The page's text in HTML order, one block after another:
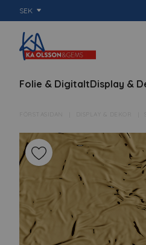
SEK
Folie & DigitaltDisplay &
FÖRSTASIDAN DISPLAY & DEKOR